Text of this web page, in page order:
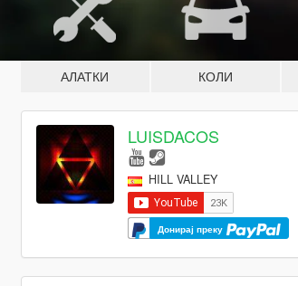
АЛАТКИ КОЛИ
LUISDACOS
HILL VALLEY
Донирај преку